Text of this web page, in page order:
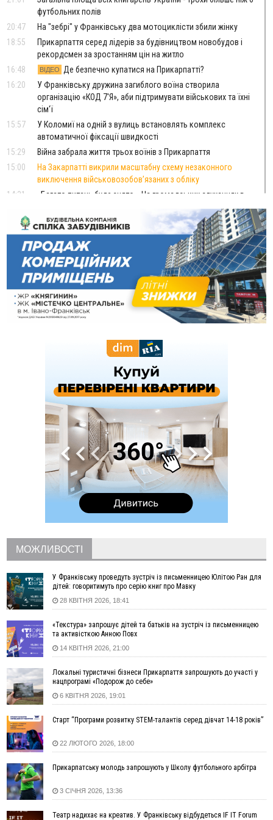
футбольних полів
20:47
На "зебрі" у Франківську два мотоциклісти збили жінку
18:55
Прикарпаття серед лідерів за будівництвом новобудов і
рекордсмен за зростанням цін на житло
16:48
ВІДЕО
Де безпечно купатися на Прикарпатті?
16:20
У Франківську дружина загиблого воїна створила
організацію «КОД 7'Я», аби підтримувати військових та їхні
сім'ї
15:57
У Коломиї на одній з вулиць встановлять комплекс
автоматичної фіксації швидкості
15:29
Війна забрала життя трьох воїнів з Прикарпаття
15:00
На Закарпатті викрили масштабну схему незаконного
виключення військовозобов’язаних з обліку
14:31
«Багато питань буде знято». На громадських слуханнях в
Яремче обговорили, як вирішити питання джипінгу в
Карпатах
13:54
5 «тихих» хвороб, які виявляє профілактичне обстеження
13:30
ФОТО На Надрічній тривають останні приготування до
нового руху
12:57
У Франківську зафіксували найбільшу спеку за всю історію
спостережень
12:24
Лікування наркоманії Київ: чому важливо розпочати
терапію якомога раніше
тисяч гривень у валюті, засудили до 5 років
Податкова передасть в Міноборони для "Оберегу" дані про
чоловіків 18–60 років
Водійка, яку на Сухомлинського побив інший керманич,
відмовилася від обвинувачення — справу закрили
У Франківську, Коломиї, Долині та Яремче 6 серпня
зафіксували рекордну спеку
Змушував надсилати інтимні фото: на Прикарпатті
затримали підозрюваного у розбещенні малолітньої
АМКУ розпочав справу проти Гвіздецької селищної ради
через різні ставки земельного податку
Синоптики попереджають про значний дощ на Прикарпатті
до кінця п'ятниці
Нафтогазову площу на межі Прикарпаття та Львівщини
повторно виставили на аукціон за 830 млн
06 Серпня
18:46 ФОТО У Польщі невідомі скоїли наругу над могилою УПА
17:45
Сили оборони уразила Ярославський НПЗ та кораблі
берегової охорони фсб у Керчі
далеко за межами Коломиї
16:42
Поблизу Франківська п'яний на Chevrolet втікав від поліції
16:27
На Прикарпатті триває декларування вогнепальної зброї:
уже зареєстровано 282 одиниці
15:58
Понад 9 тис. прикарпатських вступників отримали
рекомендації до зарахування на бакалаврат у ВНЗ
15:28
Кілька вулиць у Долині тимчасово залишаться без газу
15:02
14:35
Не знає англійську на достатньому рівні. Франківець Лев
кримінального суду
14:14
У Ворохті проведуть Кубок ФЛСУ зі стрибків на лижах,
пам'яті оборонця Богдана Бухонка
13:30
ФОТО На Калущині розшукали чоловіка, який три дні
МОЖЛИВОСТІ
У Франківську проведуть зустріч із письменницею Юлітою Ран для
дітей: говоритимуть про серію книг про Мавку
28 КВІТНЯ 2026, 18:41
«Текстура» запрошує дітей та батьків на зустріч із письменницею
та активісткою Анною Повх
14 КВІТНЯ 2026, 21:00
Локальні туристичні бізнеси Прикарпаття запрошують до участі у
нацпрограмі «Подорож до себе»
6 КВІТНЯ 2026, 19:01
Старт “Програми розвитку STEM-талантів серед дівчат 14-18 років”
22 ЛЮТОГО 2026, 18:00
Прикарпатську молодь запрошують у Школу футбольного арбітра
3 СІЧНЯ 2026, 13:36
Театр надихає на креатив. У Франківську відбудеться IF IT Forum